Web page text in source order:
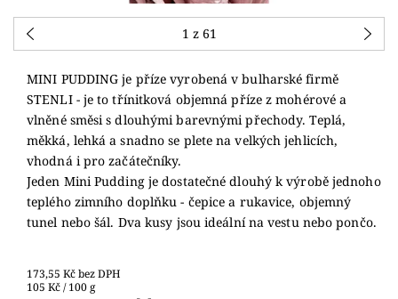
1 z 61
MINI PUDDING je příze vyrobená v bulharské firmě
STENLI - je to třínitková objemná příze z mohérové ​​a
vlněné směsi s dlouhými barevnými přechody. Teplá,
měkká, lehká a snadno se plete na velkých jehlicích,
vhodná i pro začátečníky.
Jeden Mini Pudding je dostatečné dlouhý k výrobě jednoho
teplého zimního doplňku - čepice a rukavice, objemný
tunel nebo šál. Dva kusy jsou ideální na vestu nebo pončo.
173,55 Kč bez DPH
105 Kč / 100 g